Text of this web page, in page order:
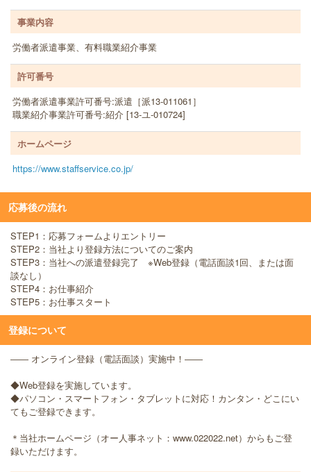
事業内容
労働者派遣事業、有料職業紹介事業
許可番号
労働者派遣事業許可番号:派遣［派13-011061］
職業紹介事業許可番号:紹介 [13-ユ-010724]
ホームページ
https://www.staffservice.co.jp/
応募後の流れ
STEP1：応募フォームよりエントリー
STEP2：当社より登録方法についてのご案内
STEP3：当社への派遣登録完了 ※Web登録（電話面談1回、または面
談なし）
STEP4：お仕事紹介
STEP5：お仕事スタート
登録について
―― オンライン登録（電話面談）実施中！――
◆Web登録を実施しています。
◆パソコン・スマートフォン・タブレットに対応！カンタン・どこにい
てもご登録できます。
＊当社ホームページ（オー人事ネット：www.022022.net）からもご登
録いただけます。